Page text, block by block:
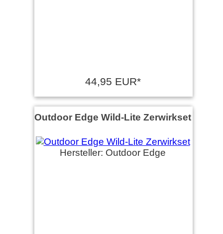
44,95 EUR*
Outdoor Edge Wild-Lite Zerwirkset
Hersteller: Outdoor Edge